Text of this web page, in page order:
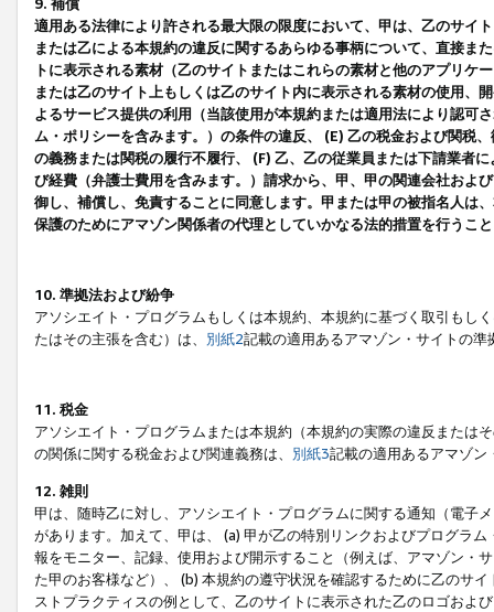
9. 補償
適用ある法律により許される最大限の限度において、甲は、乙のサイ
または乙による本規約の違反に関するあらゆる事柄について、直接ま
トに表示される素材（乙のサイトまたはこれらの素材と他のアプリ
または乙のサイト上もしくは乙のサイト内に表示される素材の使用、
よるサービス提供の利用（当該使用が本規約または適用法により認可
ム・ポリシーを含みます。）の条件の違反、 (E) 乙の税金および関税
の義務または関税の履行不履行、 (F) 乙、乙の従業員または下請業者
び経費（弁護士費用を含みます。）請求から、甲、甲の関連会社およ
御し、補償し、免責することに同意します。甲または甲の被指名人は
保護のためにアマゾン関係者の代理としていかなる法的措置を行うこ
10. 準拠法および紛争
アソシエイト・プログラムもしくは本規約、本規約に基づく取引もし
たはその主張を含む）は、 別紙2記載の適用あるアマゾン・サイトの
11. 税金
アソシエイト・プログラムまたは本規約（本規約の実際の違反または
の関係に関する税金および関連義務は、 別紙3記載の適用あるアマゾン
12. 雑則
甲は、随時乙に対し、アソシエイト・プログラムに関する通知（電子
があります。加えて、甲は、 (a) 甲が乙の特別リンクおよびプログラ
報をモニター、記録、使用および開示すること（例えば、アマゾン・
た甲のお客様など）、 (b) 本規約の遵守状況を確認するために乙のサ
ストプラクティスの例として、乙のサイトに表示された乙のロゴおよ